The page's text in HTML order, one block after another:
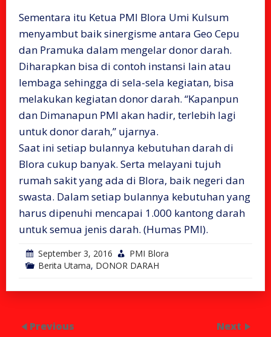
Sementara itu Ketua PMI Blora Umi Kulsum
menyambut baik sinergisme antara Geo Cepu
dan Pramuka dalam mengelar donor darah.
Diharapkan bisa di contoh instansi lain atau
lembaga sehingga di sela-sela kegiatan, bisa
melakukan kegiatan donor darah. “Kapanpun
dan Dimanapun PMI akan hadir, terlebih lagi
untuk donor darah,” ujarnya.
Saat ini setiap bulannya kebutuhan darah di
Blora cukup banyak. Serta melayani tujuh
rumah sakit yang ada di Blora, baik negeri dan
swasta. Dalam setiap bulannya kebutuhan yang
harus dipenuhi mencapai 1.000 kantong darah
untuk semua jenis darah. (Humas PMI).
September 3, 2016
PMI Blora
Berita Utama, DONOR DARAH
Previous Next